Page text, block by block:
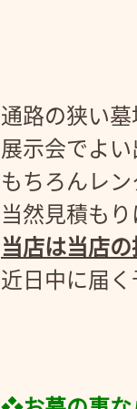
通路の狭い
展示会でよ
もちろんレ
当然見積もり
当店は当店
近日中に届